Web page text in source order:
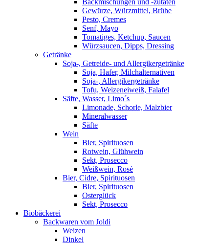
Backmischungen und -zutaten
Gewürze, Würzmittel, Brühe
Pesto, Cremes
Senf, Mayo
Tomatiges, Ketchup, Saucen
Würzsaucen, Dipps, Dressing
Getränke
Soja-, Getreide- und Allergikergetränke
Soja, Hafer, Milchalternativen
Soja-, Allergikergetränke
Tofu, Weizeneiweiß, Falafel
Säfte, Wasser, Limo´s
Limonade, Schorle, Malzbier
Mineralwasser
Säfte
Wein
Bier, Spirituosen
Rotwein, Glühwein
Sekt, Prosecco
Weißwein, Rosé
Bier, Cidre, Spirituosen
Bier, Spirituosen
Osterglück
Sekt, Prosecco
Biobäckerei
Backwaren vom Joldi
Weizen
Dinkel